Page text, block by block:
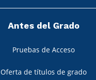
Antes del Grado
Pruebas de Acceso
Oferta de títulos de grado